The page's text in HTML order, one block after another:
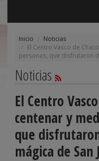
Inicio
Noticias
El Centro Vasco de
personas, que disfrutaron
Noticias
El Centro
centenar y
que
mágica de San